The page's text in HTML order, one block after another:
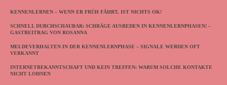
KENNENLERNEN – WENN ER FRÜH FÄHRT, IST NICHTS OK!
SCHNELL DURCHSCHAUBAR: SCHRÄGE AUSREDEN IN KENNENLERNPHASEN! –
GASTBEITRAG VON ROSANNA
MELDEVERHALTEN IN DER KENNENLERNPHASE – SIGNALE WERDEN OFT
VERKANNT
INTERNETBEKANNTSCHAFT UND KEIN TREFFEN: WARUM SOLCHE KONTAKTE
NICHT LOHNEN